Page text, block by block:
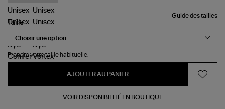
Guide des tailles
Taille
Prendre votre taille habituelle.
AJOUTER AU PANIER
VOIR DISPONIBILITÉ EN BOUTIQUE